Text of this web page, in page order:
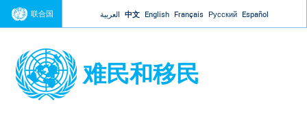
Jump to navigation
联合国 العربية 中文 English Français Русский Español
难民和移民